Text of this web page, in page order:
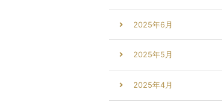
2025年6月
2025年5月
2025年4月